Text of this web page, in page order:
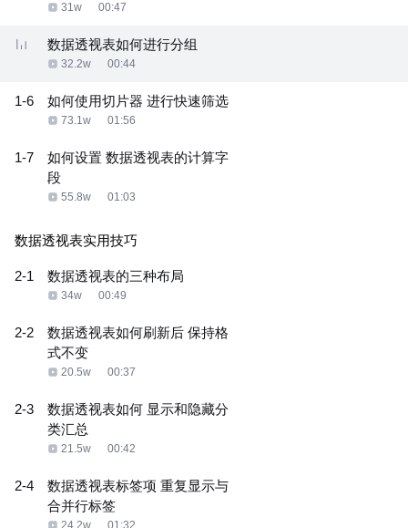
31w 00:47
数据透视表如何进行分组
32.2w 00:44
1-6 如何使用切片器 进行快速筛选
73.1w 01:56
1-7
如何设置 数据透视表的计算字
段
55.8w 01:03
数据透视表实用技巧
2-1 数据透视表的三种布局
34w 00:49
2-2
数据透视表如何刷新后 保持格
式不变
20.5w 00:37
2-3
数据透视表如何 显示和隐藏分
类汇总
21.5w 00:42
2-4
数据透视表标签项 重复显示与
合并行标签
24.2w 01:32